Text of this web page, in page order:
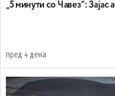
„5 минути со Чавез“: Зајас
пред 4 дена